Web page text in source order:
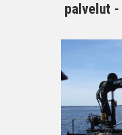
palvelut